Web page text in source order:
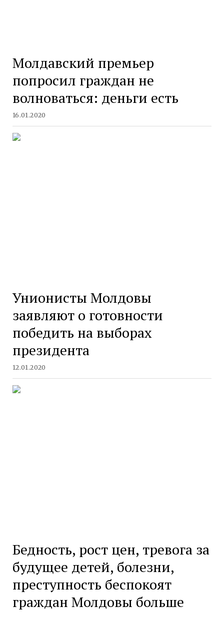
Молдавский премьер
попросил граждан не
волноваться: деньги есть
16.01.2020
Унионисты Молдовы
заявляют о готовности
победить на выборах
президента
12.01.2020
Бедность, рост цен, тревога за
будущее детей, болезни,
преступность беспокоят
граждан Молдовы больше